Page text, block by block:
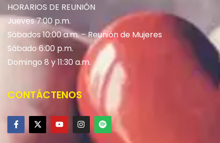
HORARIOS DE REUNIÓN
Jueves 7:00 p.m.
Sábados 10:00 a.m. – Reunión de Mujeres
Sábado 6:00 p.m.
Domingo 8 y 11:30 a.m.
CONTÁCTENOS